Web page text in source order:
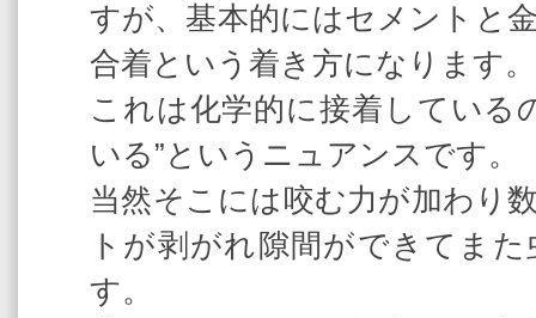
すが、基本的にはセメントと
合着という着き方になります。
これは化学的に接着している
いる”というニュアンスです。
当然そこには咬む力が加わり
トが剥がれ隙間ができてま
す。